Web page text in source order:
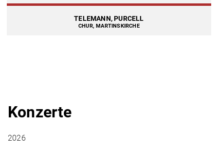
TELEMANN, PURCELL
CHUR, MARTINSKIRCHE
Konzerte
2026